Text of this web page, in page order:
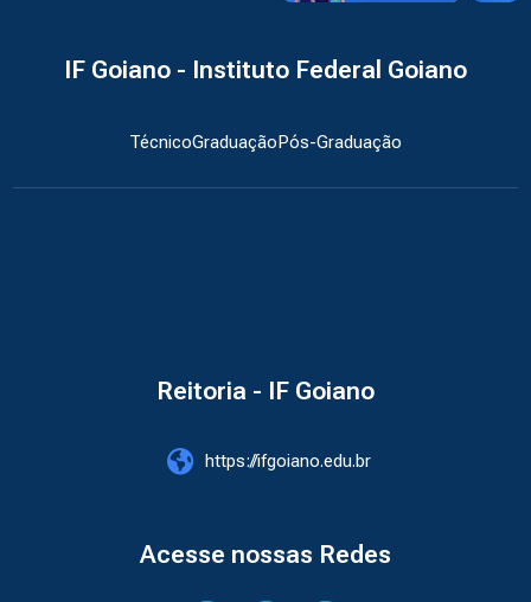
IF Goiano - Instituto Federal Goiano
TécnicoGraduaçãoPós-Graduação
Reitoria - IF Goiano
https://ifgoiano.edu.br
Acesse nossas Redes